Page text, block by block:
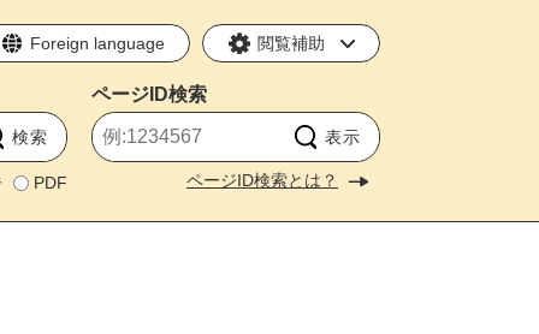
Foreign language 閲覧補助
PDF
ページID検索
ページID検索とは？